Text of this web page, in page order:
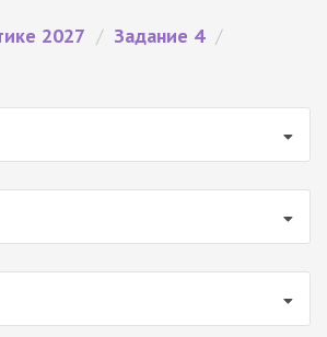
2027 / Задание 4 /